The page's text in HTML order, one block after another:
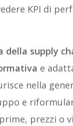
KPI di
della supply
e
nella
e
prezzi o